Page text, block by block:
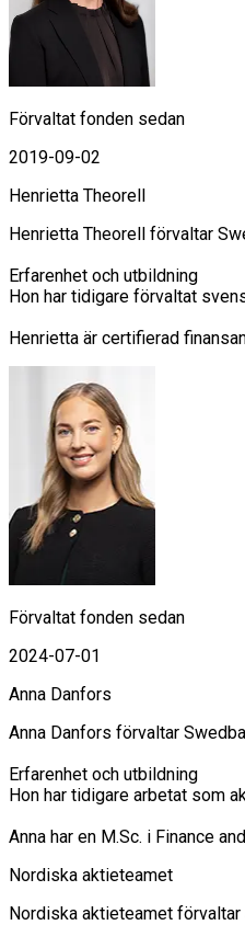
Förvaltat fonden sedan
2019-09-02
Henrietta Theorell
Henrietta Theorell förvaltar
Erfarenhet och utbildning
Hon har tidigare förvaltat
Henrietta är certifierad
Förvaltat fonden sedan
2024-07-01
Anna Danfors
Anna Danfors förvaltar
Erfarenhet och utbildning
Hon har tidigare arbetat som
Anna har en M.Sc. i Finance
Nordiska aktieteamet
Nordiska aktieteamet